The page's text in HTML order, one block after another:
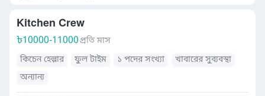
Kitchen Crew
৳10000-11000প্রতি মাস
কিচেন হেল্পার
ফুল টাইম ১ পদের সংখ্যা
খাবারের সুব্যবস্থা
অন্যান্য